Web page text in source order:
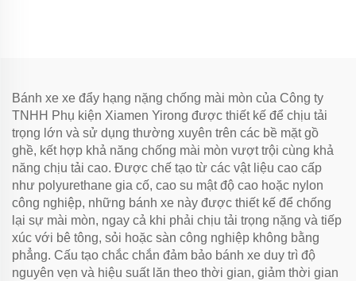
Bánh xe xe đẩy hạng nặng chống mài mòn của Công ty
TNHH Phụ kiện Xiamen Yirong được thiết kế để chịu tải
trọng lớn và sử dụng thường xuyên trên các bề mặt gồ
ghề, kết hợp khả năng chống mài mòn vượt trội cùng khả
năng chịu tải cao. Được chế tạo từ các vật liệu cao cấp
như polyurethane gia cố, cao su mật độ cao hoặc nylon
công nghiệp, những bánh xe này được thiết kế để chống
lại sự mài mòn, ngay cả khi phải chịu tải trọng nặng và tiếp
xúc với bê tông, sỏi hoặc sàn công nghiệp không bằng
phẳng. Cấu tạo chắc chắn đảm bảo bánh xe duy trì độ
nguyên vẹn và hiệu suất lăn theo thời gian, giảm thời gian